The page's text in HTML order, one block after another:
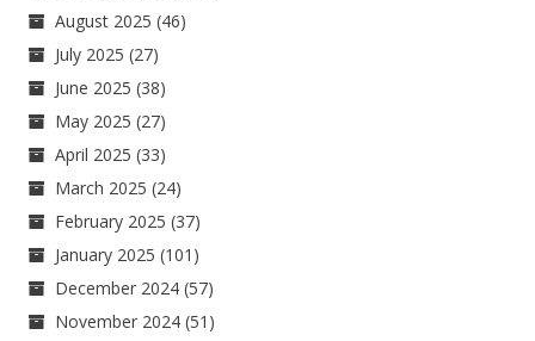
August 2025 (46)
July 2025 (27)
June 2025 (38)
May 2025 (27)
April 2025 (33)
March 2025 (24)
February 2025 (37)
January 2025 (101)
December 2024 (57)
November 2024 (51)